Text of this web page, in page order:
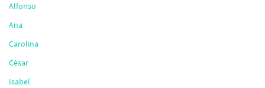
Alfonso
Ana
Carolina
César
Isabel